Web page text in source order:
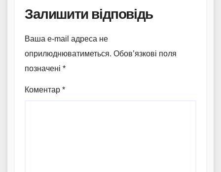
Залишити відповідь
Ваша e-mail адреса не
оприлюднюватиметься. Обов’язкові поля
позначені *
Коментар *